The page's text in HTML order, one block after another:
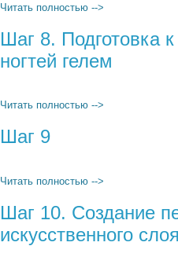
Читать полностью -->
Шаг 8. Подготовка
ногтей гелем
Читать полностью -->
Шаг 9
Читать полностью -->
Шаг 10. Создание
искусственного слоя